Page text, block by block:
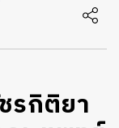
รกิติยา